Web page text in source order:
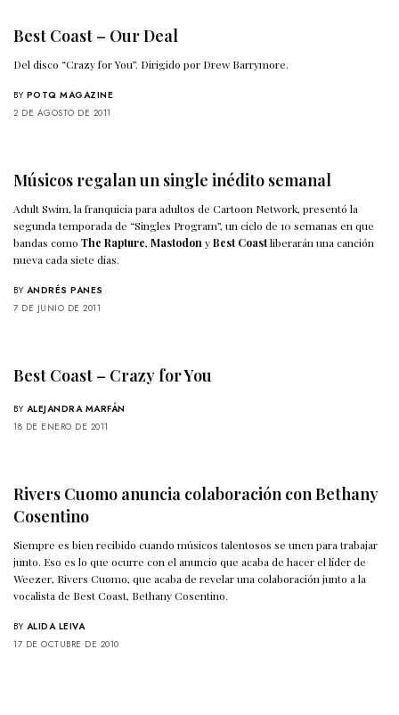
Best Coast – Our Deal
Del disco “Crazy for You”. Dirigido por Drew Barrymore.
BY POTQ MAGAZINE
2 DE AGOSTO DE 2011
Músicos regalan un single inédito semanal
Adult Swim, la franquicia para adultos de Cartoon Network, presentó la
segunda temporada de “Singles Program”, un ciclo de 10 semanas en que
bandas comoThe Rapture,Mastodon yBest Coastliberarán una canción
nueva cada siete días.
BY ANDRÉS PANES
7 DE JUNIO DE 2011
Best Coast – Crazy for You
BY ALEJANDRA MARFÁN
18 DE ENERO DE 2011
Rivers Cuomo anuncia colaboración con Bethany
Cosentino
Siempre es bien recibido cuando músicos talentosos se unen para trabajar
junto. Eso es lo que ocurre con el anuncio que acaba de hacer el líder de
Weezer, Rivers Cuomo, que acaba de revelar una colaboración junto a la
vocalista de Best Coast, Bethany Cosentino.
BY ALIDA LEIVA
17 DE OCTUBRE DE 2010